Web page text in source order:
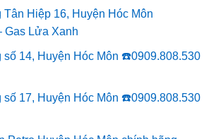
Hiệp 16, Huyện Hóc Môn
Gas Lửa Xanh
14, Huyện Hóc Môn ☎️0909.808.530
17, Huyện Hóc Môn ☎️0909.808.530